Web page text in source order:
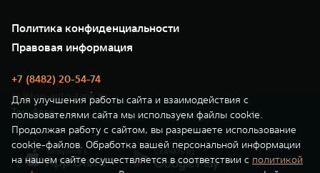
Сервис
Нулевое ТО
Моторные масла
35 лет GWM
GWM ТЕХ ДЕНЬ
Новости
Политика конфиденциальности
Правовая информация
+7 (8482) 20-54-74
cs@ton-auto-tank.ru
Тон-Авто
Для улучшения работы сайта и взаимодействия с
пользователями сайта мы используем файлы cookie.
Продолжая работу с сайтом, вы разрешаете использование
cookie-файлов. Обработка вашей персональной информации
на нашем сайте осуществляется в соответствии с политикой